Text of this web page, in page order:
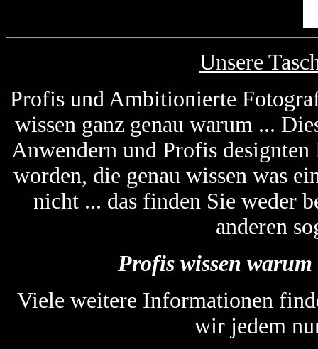
Unsere
Profis und Ambitionierte
wissen ganz genau warum ...
Anwendern und Profis
worden, die genau wissen was
nicht ... das finden Sie weder
anderen
Profis wissen
Viele weitere Informationen
wir jedem